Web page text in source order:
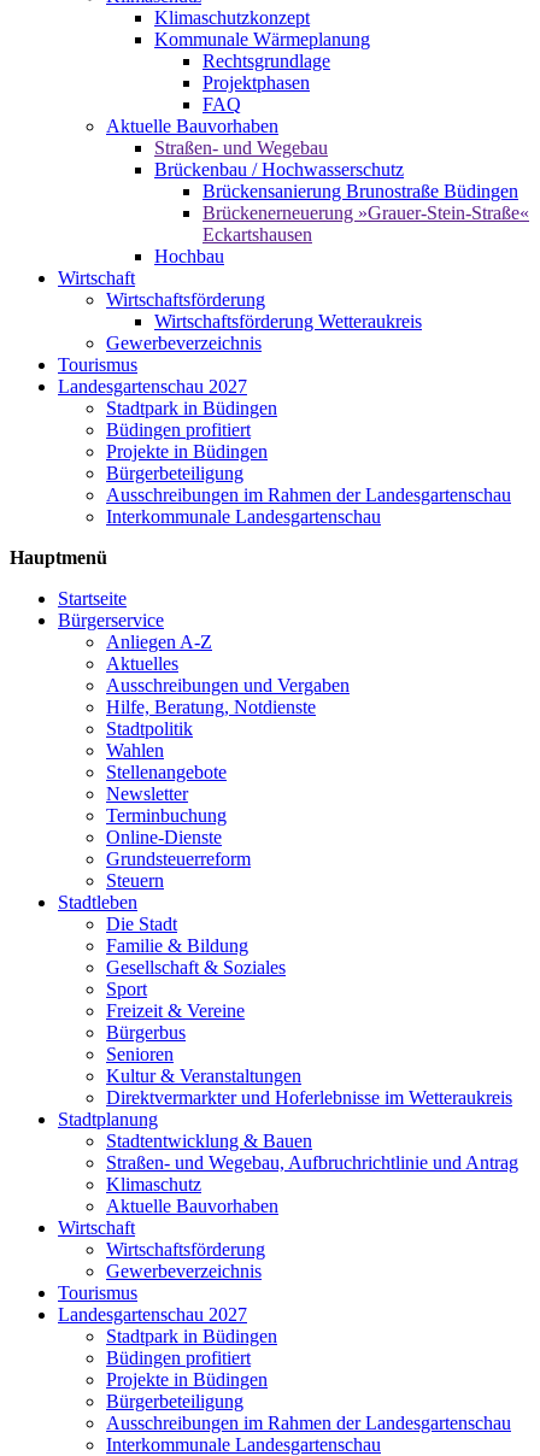
Klimaschutzkonzept
Kommunale Wärmeplanung
Rechtsgrundlage
Projektphasen
FAQ
Aktuelle Bauvorhaben
Straßen- und Wegebau
Brückenbau / Hochwasserschutz
Brückensanierung Brunostraße Büdingen
Brückenerneuerung »Grauer-Stein-Straße«
Eckartshausen
Hochbau
Wirtschaft
Wirtschaftsförderung
Wirtschaftsförderung Wetteraukreis
Gewerbeverzeichnis
Tourismus
Landesgartenschau 2027
Stadtpark in Büdingen
Büdingen profitiert
Projekte in Büdingen
Bürgerbeteiligung
Ausschreibungen im Rahmen der Landesgartenschau
Interkommunale Landesgartenschau
Hauptmenü
Startseite
Bürgerservice
Anliegen A-Z
Aktuelles
Ausschreibungen und Vergaben
Hilfe, Beratung, Notdienste
Stadtpolitik
Wahlen
Stellenangebote
Newsletter
Terminbuchung
Online-Dienste
Grundsteuerreform
Steuern
Stadtleben
Die Stadt
Familie & Bildung
Gesellschaft & Soziales
Sport
Freizeit & Vereine
Bürgerbus
Senioren
Kultur & Veranstaltungen
Direktvermarkter und Hoferlebnisse im Wetteraukreis
Stadtplanung
Stadtentwicklung & Bauen
Straßen- und Wegebau, Aufbruchrichtlinie und Antrag
Klimaschutz
Aktuelle Bauvorhaben
Wirtschaft
Wirtschaftsförderung
Gewerbeverzeichnis
Tourismus
Landesgartenschau 2027
Stadtpark in Büdingen
Büdingen profitiert
Projekte in Büdingen
Bürgerbeteiligung
Ausschreibungen im Rahmen der Landesgartenschau
Interkommunale Landesgartenschau